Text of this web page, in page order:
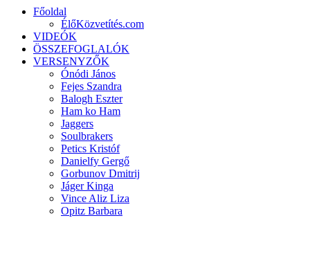
Főoldal
ÉlőKözvetítés.com
VIDEÓK
ÖSSZEFOGLALÓK
VERSENYZŐK
Ónódi János
Fejes Szandra
Balogh Eszter
Ham ko Ham
Jaggers
Soulbrakers
Petics Kristóf
Danielfy Gergő
Gorbunov Dmitrij
Jáger Kinga
Vince Aliz Liza
Opitz Barbara